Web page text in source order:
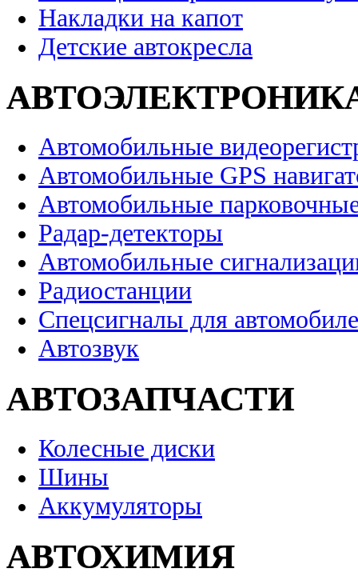
Накладки на капот
Детские автокресла
Автомобильные
Автомобильные GPS
Автомобильные
Радар-детекторы
Автомобильные
Радиостанции
Спецсигналы для
Автозвук
АВТОЗАПЧАСТИ
Колесные диски
Шины
Аккумуляторы
АВТОХИМИЯ